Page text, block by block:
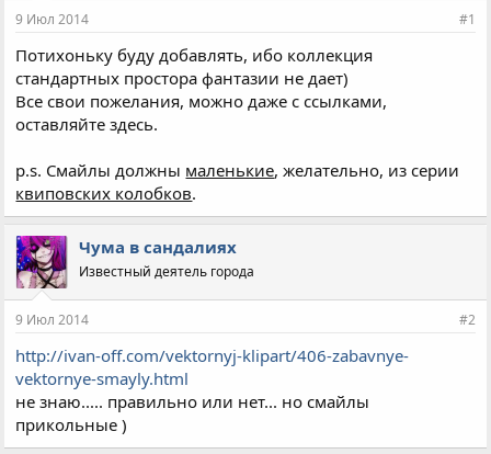
е
ы
л
а
9 Июл 2014 #1
Потихоньку буду добавлять, ибо коллекция
стандартных простора фантазии не дает)
Все свои пожелания, можно даже с ссылками,
оставляйте здесь.
p.s. Смайлы должны маленькие, желательно, из серии
квиповских колобков.
Чума в сандалиях
Известный деятель города
9 Июл 2014 #2
http://ivan-off.com/vektornyj-klipart/406-zabavnye-
vektornye-smayly.html
не знаю..... правильно или нет... но смайлы
прикольные )